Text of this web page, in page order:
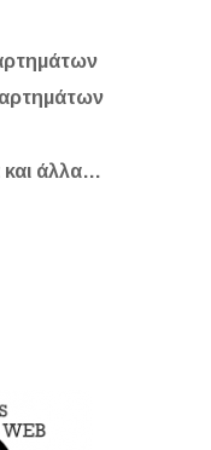
και άλλα…